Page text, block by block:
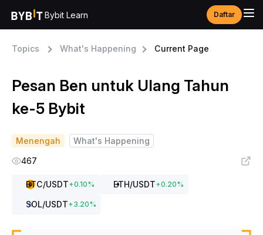
Bybit Learn Daftar
Topics What's Happening Current Page
Pesan Ben untuk Ulang Tahun
ke-5 Bybit
Menengah
What's Happening
467
BTC/USDT+0.10% ETH/USDT+0.20%
SOL/USDT+3.20%